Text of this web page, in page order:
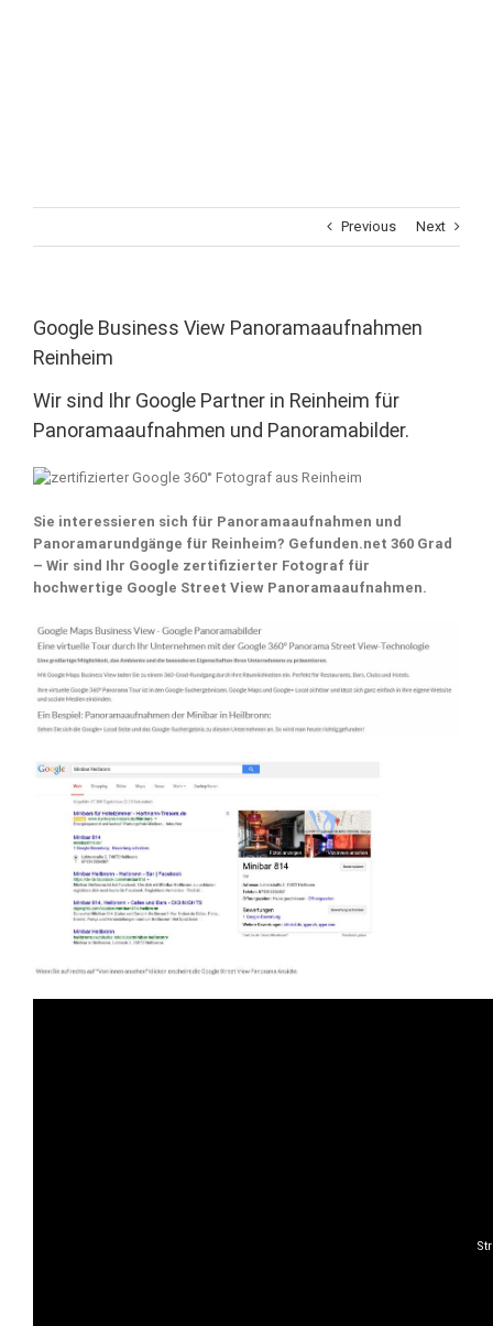
Previous Next
Google Business View Panoramaaufnahmen
Reinheim
Wir sind Ihr Google Partner in Reinheim für
Panoramaaufnahmen und Panoramabilder.
Sie interessieren sich für Panoramaaufnahmen und
Panoramarundgänge für Reinheim? Gefunden.net 360 Grad
– Wir sind Ihr Google zertifizierter Fotograf für
hochwertige Google Street View Panoramaaufnahmen.